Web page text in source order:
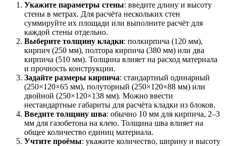
Укажите параметры стены: введите длину и высоту
стены в метрах. Для расчёта нескольких стен
суммируйте их площади или выполните расчёт для
каждой стены отдельно.
Выберите толщину кладки: полкирпича (120 мм),
кирпич (250 мм), полтора кирпича (380 мм) или два
кирпича (510 мм). Толщина влияет на расход материала
и прочность конструкции.
Задайте размеры кирпича: стандартный одинарный
(250×120×65 мм), полуторный (250×120×88 мм) или
двойной (250×120×138 мм). Можно ввести
нестандартные габариты для расчёта кладки из блоков.
Введите толщину шва: обычно 10 мм для кирпича, 2–3
мм для газобетона на клею. Толщина шва влияет на
общее количество единиц материала.
Учтите проёмы: укажите количество, ширину и высоту